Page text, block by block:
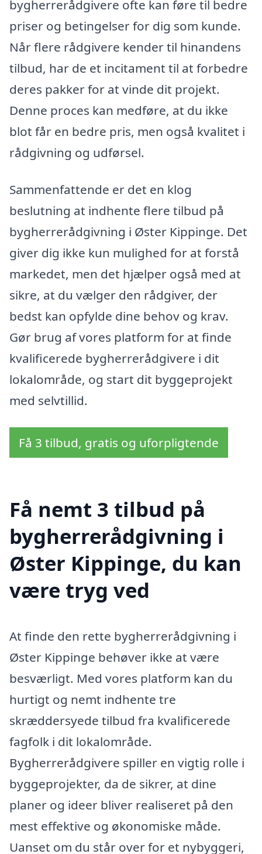
bygherrerådgivere ofte kan føre til bedre
priser og betingelser for dig som kunde.
Når flere rådgivere kender til hinandens
tilbud, har de et incitament til at forbedre
deres pakker for at vinde dit projekt.
Denne proces kan medføre, at du ikke
blot får en bedre pris, men også kvalitet i
rådgivning og udførsel.
Sammenfattende er det en klog
beslutning at indhente flere tilbud på
bygherrerådgivning i Øster Kippinge. Det
giver dig ikke kun mulighed for at forstå
markedet, men det hjælper også med at
sikre, at du vælger den rådgiver, der
bedst kan opfylde dine behov og krav.
Gør brug af vores platform for at finde
kvalificerede bygherrerådgivere i dit
lokalområde, og start dit byggeprojekt
med selvtillid.
Få 3 tilbud, gratis og uforpligtende
Få nemt 3 tilbud på
bygherrerådgivning i
Øster Kippinge, du kan
være tryg ved
At finde den rette bygherrerådgivning i
Øster Kippinge behøver ikke at være
besværligt. Med vores platform kan du
hurtigt og nemt indhente tre
skræddersyede tilbud fra kvalificerede
fagfolk i dit lokalområde.
Bygherrerådgivere spiller en vigtig rolle i
byggeprojekter, da de sikrer, at dine
planer og ideer bliver realiseret på den
mest effektive og økonomiske måde.
Uanset om du står over for et nybyggeri,